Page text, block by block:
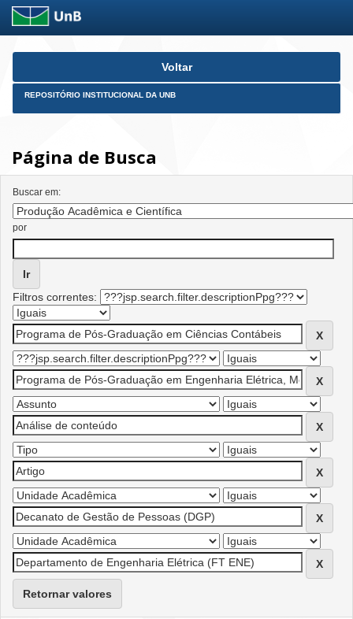
Skip
Voltar
REPOSITÓRIO INSTITUCIONAL DA UNB
Página de Busca
Buscar em:
por
Filtros correntes:
Retornar valores